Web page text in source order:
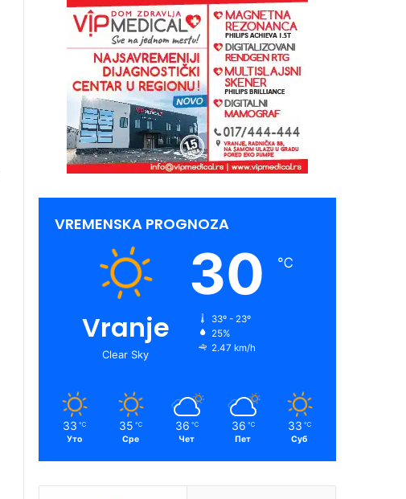
VREMENSKA PROGNOZA
Vranje
Clear Sky
30 ℃
33º - 23º
25%
2.47 km/h
33 ℃
Уто
35 ℃
Сре
36 ℃
Чет
36 ℃
Пет
33 ℃
Суб